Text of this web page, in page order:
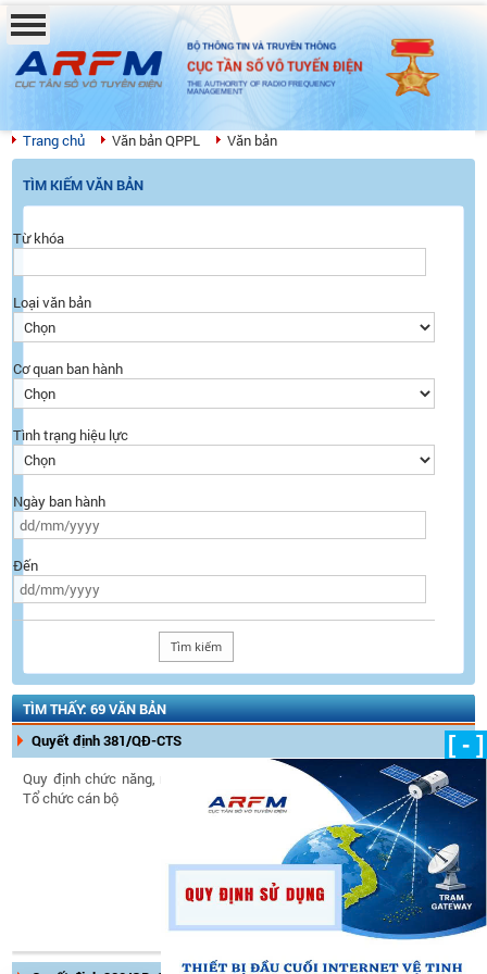
BỘ THÔNG TIN VÀ TRUYỀN THÔNG
CỤC TẦN SỐ VÔ TUYẾN ĐIỆN
THE AUTHORITY OF RADIO FREQUENCY
MANAGEMENT
Trang chủ Văn bản QPPL Văn bản
TÌM KIẾM VĂN BẢN
Từ khóa
Loại văn bản
Cơ quan ban hành
Tình trạng hiệu lực
Ngày ban hành
Đến
TÌM THẤY: 69 VĂN BẢN
Quyết định 381/QĐ-CTS
Quy định chức năng, nhiệm vụ và quyền hạn của Phòng
Tổ chức cán bộ
Ngày ban hành:07/07/2025
Ngày có hiệu lực:07/07/2025
Tình trạng hiệu lực:Còn hiệu
[ - ]